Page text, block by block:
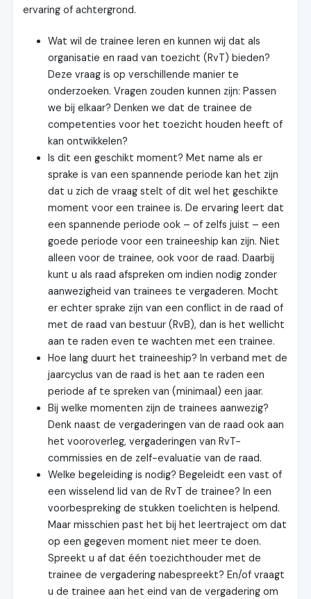
ervaring of achtergrond.
Wat wil de trainee leren en kunnen wij dat als
organisatie en raad van toezicht (RvT) bieden?
Deze vraag is op verschillende manier te
onderzoeken. Vragen zouden kunnen zijn: Passen
we bij elkaar? Denken we dat de trainee de
competenties voor het toezicht houden heeft of
kan ontwikkelen?
Is dit een geschikt moment? Met name als er
sprake is van een spannende periode kan het zijn
dat u zich de vraag stelt of dit wel het geschikte
moment voor een trainee is. De ervaring leert dat
een spannende periode ook – of zelfs juist – een
goede periode voor een traineeship kan zijn. Niet
alleen voor de trainee, ook voor de raad. Daarbij
kunt u als raad afspreken om indien nodig zonder
aanwezigheid van trainees te vergaderen. Mocht
er echter sprake zijn van een conflict in de raad of
met de raad van bestuur (RvB), dan is het wellicht
aan te raden even te wachten met een trainee.
Hoe lang duurt het traineeship? In verband met de
jaarcyclus van de raad is het aan te raden een
periode af te spreken van (minimaal) een jaar.
Bij welke momenten zijn de trainees aanwezig?
Denk naast de vergaderingen van de raad ook aan
het vooroverleg, vergaderingen van RvT-
commissies en de zelf-evaluatie van de raad.
Welke begeleiding is nodig? Begeleidt een vast of
een wisselend lid van de RvT de trainee? In een
voorbespreking de stukken toelichten is helpend.
Maar misschien past het bij het leertraject om dat
op een gegeven moment niet meer te doen.
Spreekt u af dat één toezichthouder met de
trainee de vergadering nabespreekt? En/of vraagt
u de trainee aan het eind van de vergadering om